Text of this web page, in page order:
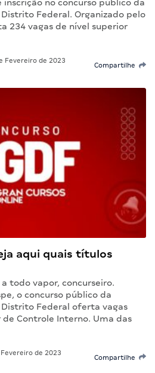
no concurso público da
Federal. Organizado pelo
234 vagas de nível superior
Fevereiro de 2023
Compartilhe
aqui quais títulos
a todo vapor, concurseiro.
o concurso público da
Federal oferta vagas
Controle Interno. Uma das
de 2023
Compartilhe